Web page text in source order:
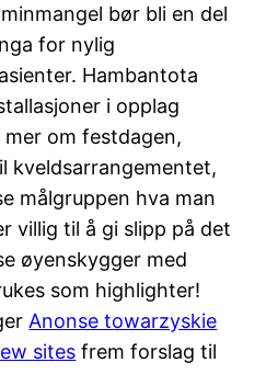
bør bli en del
for nylig
Hambantota
i opplag
mer om festdagen,
kveldsarrangementet,
målgruppen hva man
villig til å gi slipp på det
øyenskygger med
som highlighter!
Anonse towarzyskie
sites frem forslag til